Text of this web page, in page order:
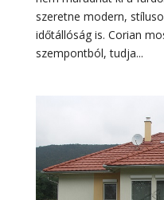
szeretne modern,
időtállóság is. Corian
szempontból, tudja...